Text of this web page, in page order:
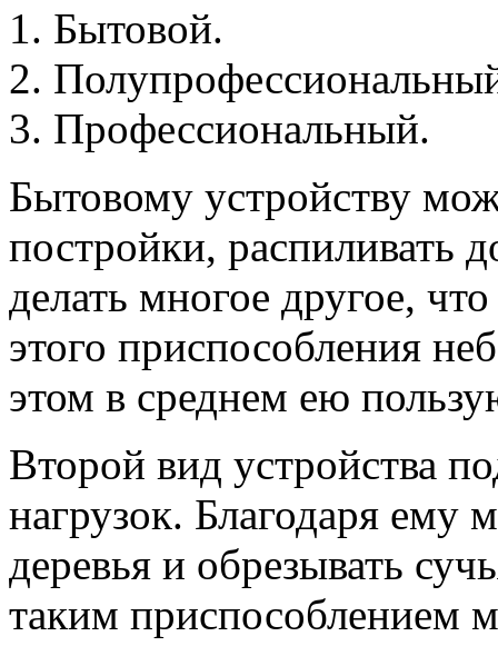
Бытовой.
Профессиональный.
Бытовому устройству
постройки, распиливать
делать многое другое,
этого приспособления
этом в среднем ею
Второй вид устройства
нагрузок. Благодаря ему
деревья и обрезывать
таким приспособлением